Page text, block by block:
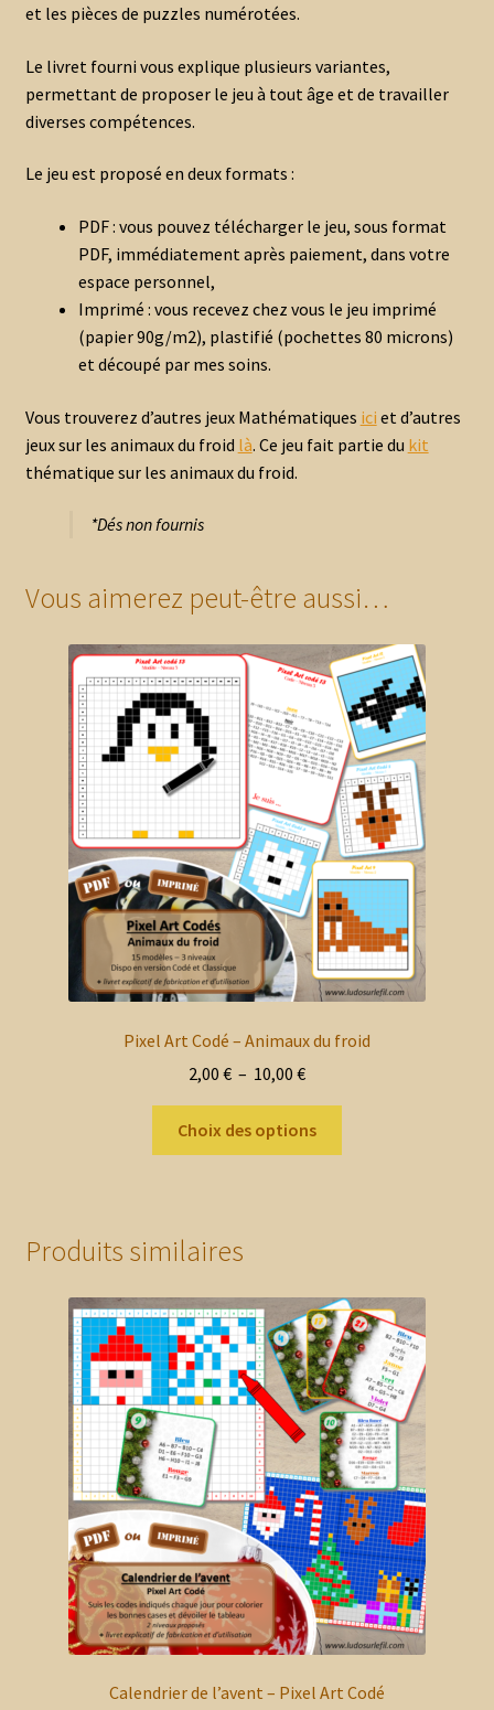
et les pièces de puzzles numérotées.
Le livret fourni vous explique plusieurs variantes,
permettant de proposer le jeu à tout âge et de travailler
diverses compétences.
Le jeu est proposé en deux formats :
PDF : vous pouvez télécharger le jeu, sous format
PDF, immédiatement après paiement, dans votre
espace personnel,
Imprimé : vous recevez chez vous le jeu imprimé
(papier 90g/m2), plastifié (pochettes 80 microns)
et découpé par mes soins.
Vous trouverez d’autres jeux Mathématiques ici et d’autres
jeux sur les animaux du froid là. Ce jeu fait partie du kit
thématique sur les animaux du froid.
*Dés non fournis
Vous aimerez peut-être aussi…
Pixel Art Codé – Animaux du froid
2,00 € – 10,00 €Plage
de
prix :
2,00 €
Choix des options
peuvent
être
choisies
sur
la
page
du
produit
Produits similaires
Calendrier de l’avent – Pixel Art Codé